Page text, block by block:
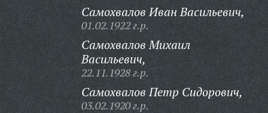
Самохвалов Иван Васильевич,
01.02.1922 г.р.
Самохвалов Михаил
Васильевич,
22.11.1928 г.р.
Самохвалов Петр Сидорович,
03.02.1920 г.р.